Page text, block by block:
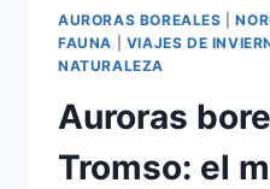
AURORAS BOREALES |
FAUNA
VIAJES DE
NATURALEZA
Auroras
Tromso: el